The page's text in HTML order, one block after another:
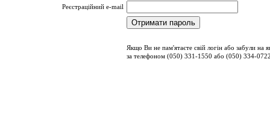
Реєстраційний e-mail
Якщо Ви не пам'ятаєте свій логін або забули на
за телефоном (050) 331-1550 або (050) 334-